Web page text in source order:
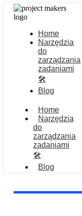
Home
Narzędzia
do
zarządzania
zadaniami
🛠️
Blog
Home
Narzędzia
do
zarządzania
zadaniami
🛠️
Blog